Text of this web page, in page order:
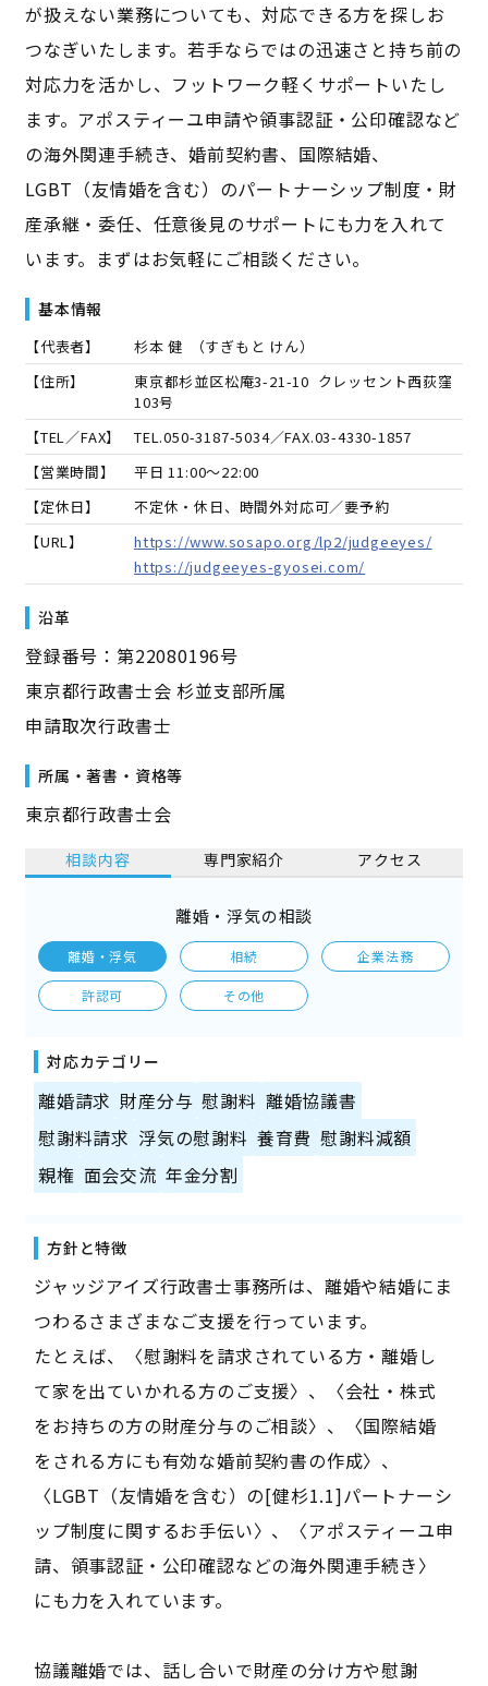
が扱えない業務についても、対応できる方を探しお
つなぎいたします。若手ならではの迅速さと持ち前の
対応力を活かし、フットワーク軽くサポートいたし
ます。アポスティーユ申請や領事認証・公印確認など
の海外関連手続き、婚前契約書、国際結婚、
LGBT（友情婚を含む）のパートナーシップ制度・財
産承継・委任、任意後見のサポートにも力を入れて
います。まずはお気軽にご相談ください。
基本情報
【代表者】 杉本 健 （すぎもと けん）
【住所】
東京都杉並区松庵3-21-10 クレッセント西荻窪
103号
【TEL／FAX】
TEL.050-3187-5034／FAX.03-4330-1857
【営業時間】
平日 11:00～22:00
【定休日】
不定休・休日、時間外対応可／要予約
【URL】
https://www.sosapo.org/lp2/judgeeyes/
https://judgeeyes-gyosei.com/
沿革
登録番号：第22080196号
東京都行政書士会 杉並支部所属
申請取次行政書士
所属・著書・資格等
東京都行政書士会
相談内容 専門家紹介 アクセス
離婚・浮気の相談
離婚・浮気 相続 企業法務
許認可 その他
対応カテゴリー
離婚請求 財産分与 慰謝料 離婚協議書
慰謝料請求 浮気の慰謝料 養育費 慰謝料減額
親権 面会交流 年金分割
方針と特徴
ジャッジアイズ行政書士事務所は、離婚や結婚にま
つわるさまざまなご支援を行っています。
たとえば、〈慰謝料を請求されている方・離婚し
て家を出ていかれる方のご支援〉、〈会社・株式
をお持ちの方の財産分与のご相談〉、〈国際結婚
をされる方にも有効な婚前契約書の作成〉、
〈LGBT（友情婚を含む）の[健杉1.1]パートナーシ
ップ制度に関するお手伝い〉、〈アポスティーユ申
請、領事認証・公印確認などの海外関連手続き〉
にも力を入れています。
協議離婚では、話し合いで財産の分け方や慰謝